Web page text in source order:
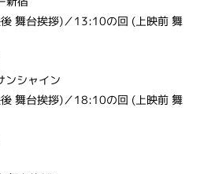
舞台挨拶)／13:10の回 (上映前 舞
ンシャイン
舞台挨拶)／18:10の回 (上映前 舞